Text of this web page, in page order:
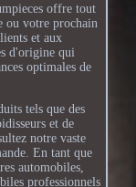
offre tout
ou votre prochain
et aux
d'origine qui
optimales de
tels que des
et de
notre vaste
En tant que
automobiles,
professionnels